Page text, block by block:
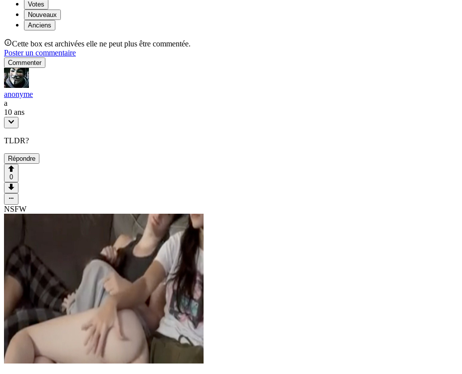
Votes
Nouveaux
Anciens
Cette box est archivées elle ne peut plus être commentée.
Poster un commentaire
Commenter
anonyme
a
10 ans
TLDR?
Répondre
0
NSFW